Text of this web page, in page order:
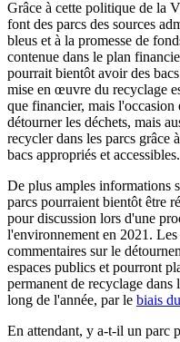
Grâce à cette politique de la
font des parcs des sources
bleus et à la promesse de
contenue dans le plan
pourrait bientôt avoir des
mise en œuvre du recyclage
que financier, mais l'occasion
détourner les déchets, mais
recycler dans les parcs grâce
bacs appropriés et accessibles.
De plus amples informations
parcs pourraient bientôt être
pour discussion lors d'une
l'environnement en 2021.
commentaires sur le
espaces publics et pourront
permanent de recyclage
long de l'année, par le biais
En attendant, y a-t-il un parc